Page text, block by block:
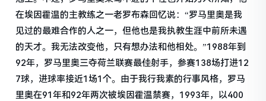
在埃因霍温的主教练之一老罗布森回忆说：“罗马里奥是我
见过的最难合作的人之一，但他也是我执教生涯中前所未遇
的天才。我无法改变他，只有想办法和他相处。”1988年到
92年，罗马里奥三夺荷兰联赛最佳射手，参赛138场打进12
7球，进球率接近1场1个。由于我行我素的行事风格，罗马
里奥在91年和92年两次被埃因霍温禁赛，1993年，以400